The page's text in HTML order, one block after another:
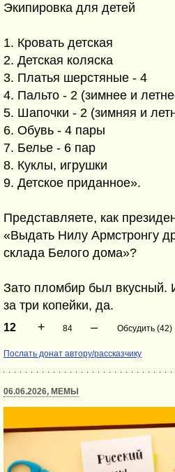
Экипировка для детей
1. Кровать детская
2. Детская коляска
3. Платья шерстяные - 4
4. Пальто - 2 (зимнее и
5. Шапочки - 2 (зимняя и
6. Обувь - 4 пары
7. Белье - 6 пар
8. Куклы, игрушки
9. Детское приданное».
Представляете, как
«Выдать Нилу Армстронгу
склада Белого дома»?
Зато пломбир был вкусный.
за три копейки, да.
12 + 84 – Обсудить (42)
Послать донат автору/рассказчику
06.06.2026, МЕМЫ